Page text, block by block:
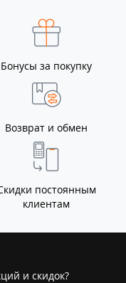
Бонусы за покупку
Возврат и обмен
постоянным
клиентам
и скидок?